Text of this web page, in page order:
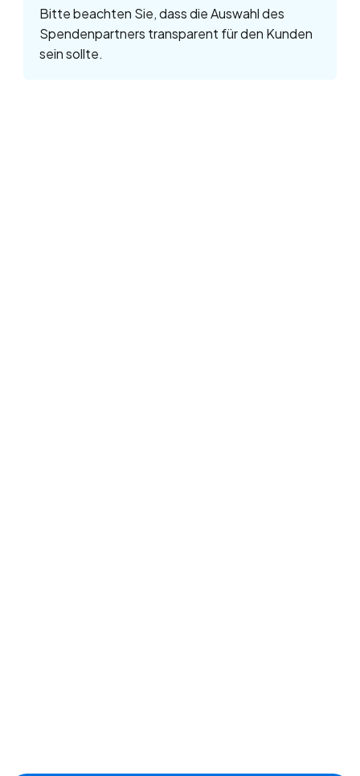
Bitte beachten Sie, dass die Auswahl des
Spendenpartners transparent für den Kunden
sein sollte.